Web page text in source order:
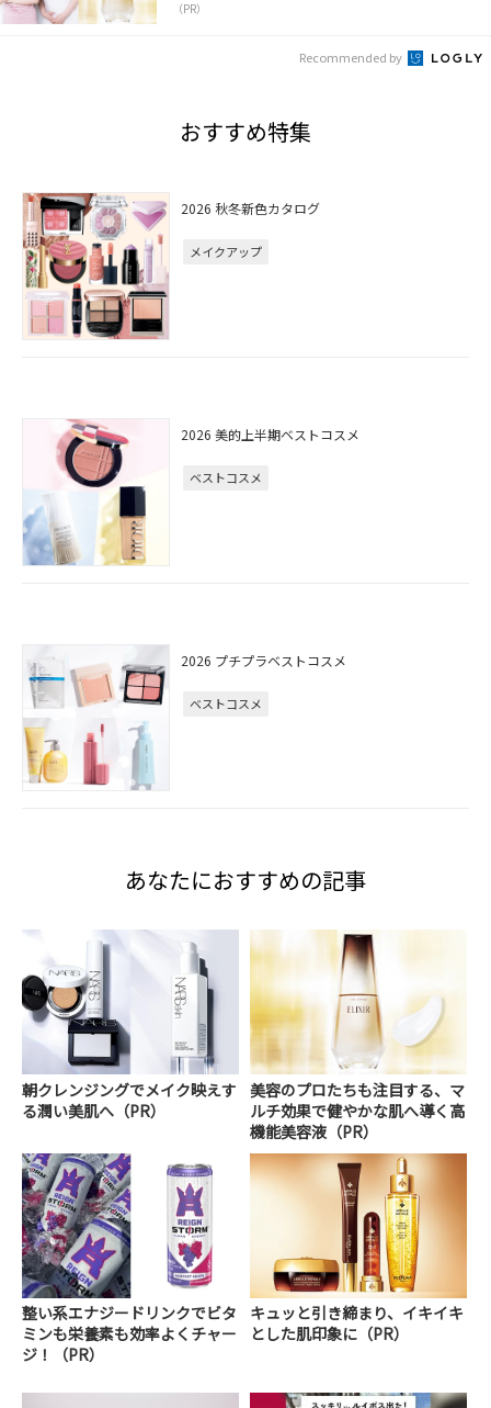
（PR）
Recommended by
おすすめ特集
2026 秋冬新色カタログ
メイクアップ
2026 美的上半期ベストコスメ
ベストコスメ
2026 プチプラベストコスメ
ベストコスメ
あなたにおすすめの記事
朝クレンジングでメイク映えす
る潤い美肌へ（PR）
美容のプロたちも注目する、マ
ルチ効果で健やかな肌へ導く高
機能美容液（PR）
整い系エナジードリンクでビタ
ミンも栄養素も効率よくチャー
ジ！（PR）
キュッと引き締まり、イキイキ
とした肌印象に（PR）